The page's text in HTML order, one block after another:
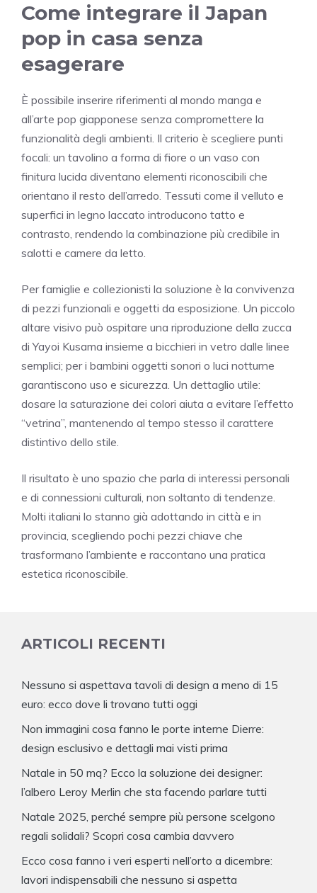
Come integrare il Japan
pop in casa senza
esagerare
È possibile inserire riferimenti al mondo manga e
all’arte pop giapponese senza compromettere la
funzionalità degli ambienti. Il criterio è scegliere punti
focali: un tavolino a forma di fiore o un vaso con
finitura lucida diventano elementi riconoscibili che
orientano il resto dell’arredo. Tessuti come il velluto e
superfici in legno laccato introducono tatto e
contrasto, rendendo la combinazione più credibile in
salotti e camere da letto.
Per famiglie e collezionisti la soluzione è la convivenza
di pezzi funzionali e oggetti da esposizione. Un piccolo
altare visivo può ospitare una riproduzione della zucca
di Yayoi Kusama insieme a bicchieri in vetro dalle linee
semplici; per i bambini oggetti sonori o luci notturne
garantiscono uso e sicurezza. Un dettaglio utile:
dosare la saturazione dei colori aiuta a evitare l’effetto
“vetrina”, mantenendo al tempo stesso il carattere
distintivo dello stile.
Il risultato è uno spazio che parla di interessi personali
e di connessioni culturali, non soltanto di tendenze.
Molti italiani lo stanno già adottando in città e in
provincia, scegliendo pochi pezzi chiave che
trasformano l’ambiente e raccontano una pratica
estetica riconoscibile.
ARTICOLI RECENTI
Nessuno si aspettava tavoli di design a meno di 15
euro: ecco dove li trovano tutti oggi
Non immagini cosa fanno le porte interne Dierre:
design esclusivo e dettagli mai visti prima
Natale in 50 mq? Ecco la soluzione dei designer:
l’albero Leroy Merlin che sta facendo parlare tutti
Natale 2025, perché sempre più persone scelgono
regali solidali? Scopri cosa cambia davvero
Ecco cosa fanno i veri esperti nell’orto a dicembre:
lavori indispensabili che nessuno si aspetta